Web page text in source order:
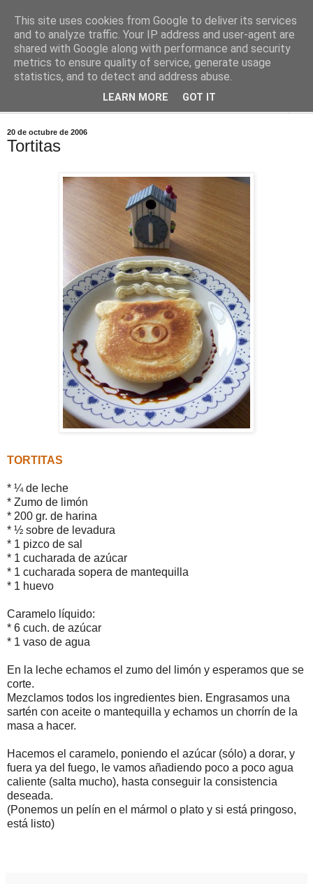
Comoju
La Cocina del Día a Día y el día a día de la Gastronomía
20 de octubre de 2006
Tortitas
TORTITAS
* ¼ de leche
* Zumo de limón
* 200 gr. de harina
* ½ sobre de levadura
* 1 pizco de sal
* 1 cucharada de azúcar
* 1 cucharada sopera de mantequilla
* 1 huevo
Caramelo líquido:
* 6 cuch. de azúcar
* 1 vaso de agua
En la leche echamos el zumo del limón y esperamos que se
corte.
Mezclamos todos los ingredientes bien. Engrasamos una
sartén con aceite o mantequilla y echamos un chorrín de la
masa a hacer.
Hacemos el caramelo, poniendo el azúcar (sólo) a dorar, y
fuera ya del fuego, le vamos añadiendo poco a poco agua
caliente (salta mucho), hasta conseguir la consistencia
deseada.
(Ponemos un pelín en el mármol o plato y si está pringoso,
está listo)
This site uses cookies from Google to deliver its services
and to analyze traffic. Your IP address and user-agent are
shared with Google along with performance and security
metrics to ensure quality of service, generate usage
statistics, and to detect and address abuse.
LEARN MORE GOT IT